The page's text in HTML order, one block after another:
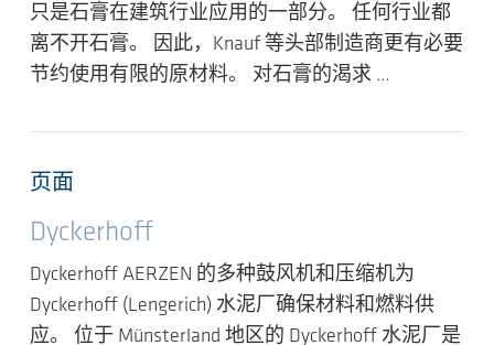
只是石膏在建筑行业应用的一部分。 任何行业都
离不开石膏。 因此，Knauf 等头部制造商更有必要
节约使用有限的原材料。 对石膏的渴求 …
页面
Dyckerhoff
Dyckerhoff AERZEN 的多种鼓风机和压缩机为
Dyckerhoff (Lengerich) 水泥厂确保材料和燃料供
应。 位于 Münsterland 地区的 Dyckerhoff 水泥厂是